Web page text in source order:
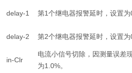
delay-1 第1个继电器报警延时，设置
delay-2 第2个继电器报警延时，设置
in-Clr
电流小信号切除，因测量误差
为1.0%。